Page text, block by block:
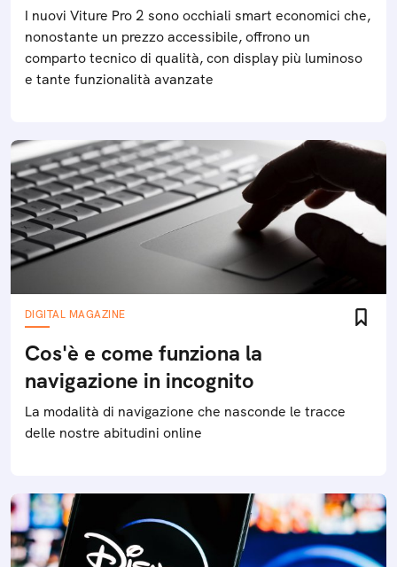
I nuovi Viture Pro 2 sono occhiali smart economici che,
nonostante un prezzo accessibile, offrono un
comparto tecnico di qualità, con display più luminoso
e tante funzionalità avanzate
DIGITAL MAGAZINE
Cos'è e come funziona la
navigazione in incognito
La modalità di navigazione che nasconde le tracce
delle nostre abitudini online